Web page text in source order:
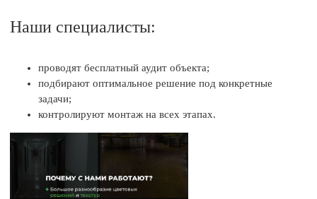
Наши специалисты:
проводят бесплатный аудит объекта;
подбирают оптимальное решение под конкретные
задачи;
контролируют монтаж на всех этапах.